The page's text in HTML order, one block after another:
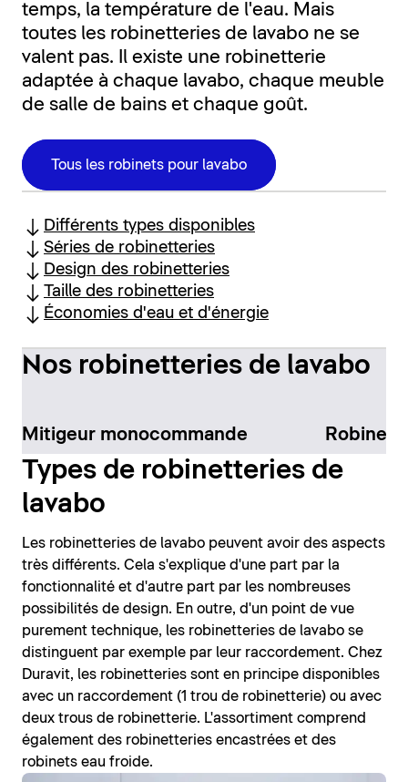
temps, la température de l'eau. Mais
toutes les robinetteries de lavabo ne se
valent pas. Il existe une robinetterie
adaptée à chaque lavabo, chaque meuble
de salle de bains et chaque goût.
Tous les robinets pour lavabo
Différents types disponibles
Séries de robinetteries
Design des robinetteries
Taille des robinetteries
Économies d'eau et d'énergie
Nos robinetteries de lavabo
Mitigeur monocommande
Types de robinetteries de
lavabo
Les robinetteries de lavabo peuvent avoir des aspects
très différents. Cela s'explique d'une part par la
fonctionnalité et d'autre part par les nombreuses
possibilités de design. En outre, d'un point de vue
purement technique, les robinetteries de lavabo se
distinguent par exemple par leur raccordement. Chez
Duravit, les robinetteries sont en principe disponibles
avec un raccordement (1 trou de robinetterie) ou avec
deux trous de robinetterie. L'assortiment comprend
également des robinetteries encastrées et des
robinets eau froide.